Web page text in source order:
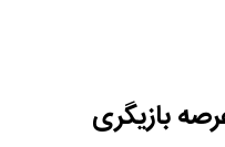
بازیگری